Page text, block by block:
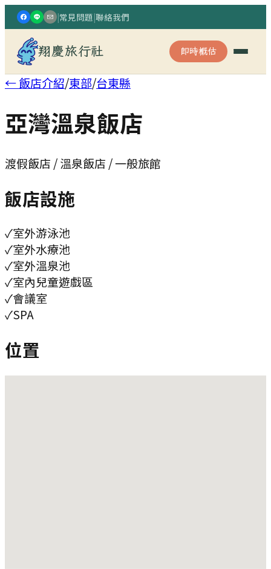
|常見問題|聯絡我們
翔慶旅行社 即時概估
← 飯店介紹/東部/台東縣
亞灣溫泉飯店
渡假飯店 / 溫泉飯店 / 一般旅館
飯店設施
✓室外游泳池
✓室外水療池
✓室外溫泉池
✓室內兒童遊戲區
✓會議室
✓SPA
位置